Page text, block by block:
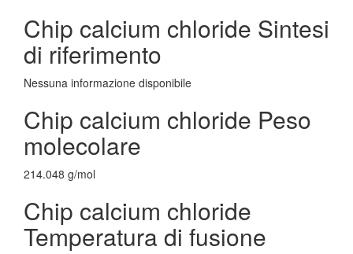
Chip calcium chloride Sintesi
di riferimento
Nessuna informazione disponibile
Chip calcium chloride Peso
molecolare
214.048 g/mol
Chip calcium chloride
Temperatura di fusione